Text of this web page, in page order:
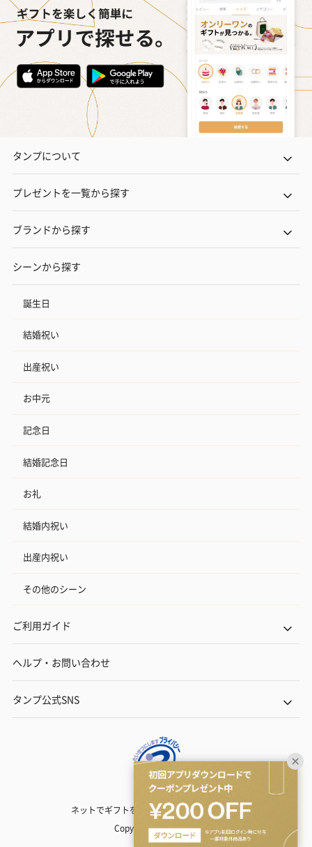
タンプについて
プレゼントを一覧から探す
ブランドから探す
シーンから探す
誕生日
結婚祝い
出産祝い
お中元
記念日
結婚記念日
お礼
結婚内祝い
出産内祝い
その他のシーン
ご利用ガイド
ヘルプ・お問い合わせ
タンプ公式SNS
ネットでギフトを贈るなら | TANP（タンプ）
Copyright© TANP Inc.